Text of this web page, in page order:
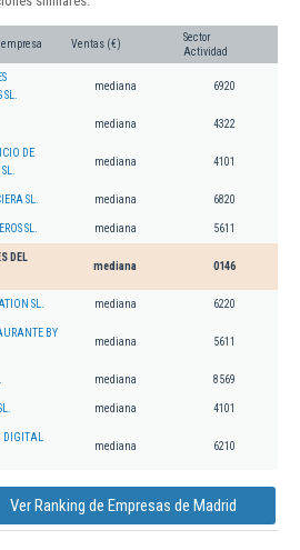
empresa Ventas (€)
Sector
Actividad
SL.
mediana 6920
mediana 4322
DE
mediana 4101
SL. mediana 6820
SL. mediana 5611
DEL
mediana 0146
SL. mediana 6220
BY
mediana 5611
mediana 8569
mediana 4101
DIGITAL
mediana 6210
Ver Ranking de Empresas de Madrid